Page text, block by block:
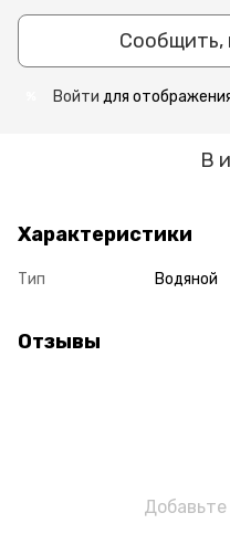
Сообщить,
Войти для
В
Характеристики
Тип Водяной
Отзывы